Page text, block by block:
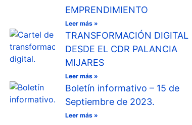
EMPRENDIMIENTO
Leer más »
TRANSFORMACIÓN DIGITAL
DESDE EL CDR PALANCIA
MIJARES
Leer más »
Boletín informativo – 15 de
Septiembre de 2023.
Leer más »